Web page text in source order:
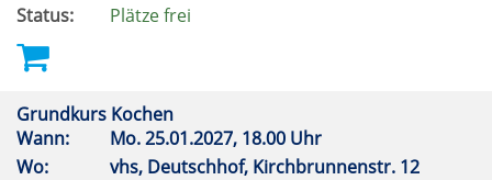
Status:
Plätze frei
Grundkurs Kochen
Wann:
Mo.25.01.2027, 18.00 Uhr
Wo:
vhs, Deutschhof, Kirchbrunnenstr. 12